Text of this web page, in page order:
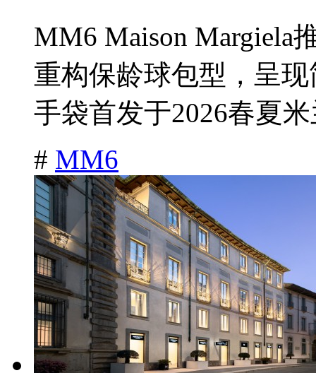
MM6 Maison Margiela
重构保龄球包型，呈
手袋首发于2026春夏
# MM6